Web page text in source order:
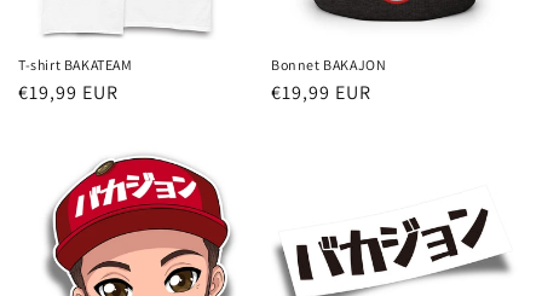
T-shirt BAKATEAM
Prix
€19,99 EUR
Bonnet BAKAJON
Prix
€19,99 EUR